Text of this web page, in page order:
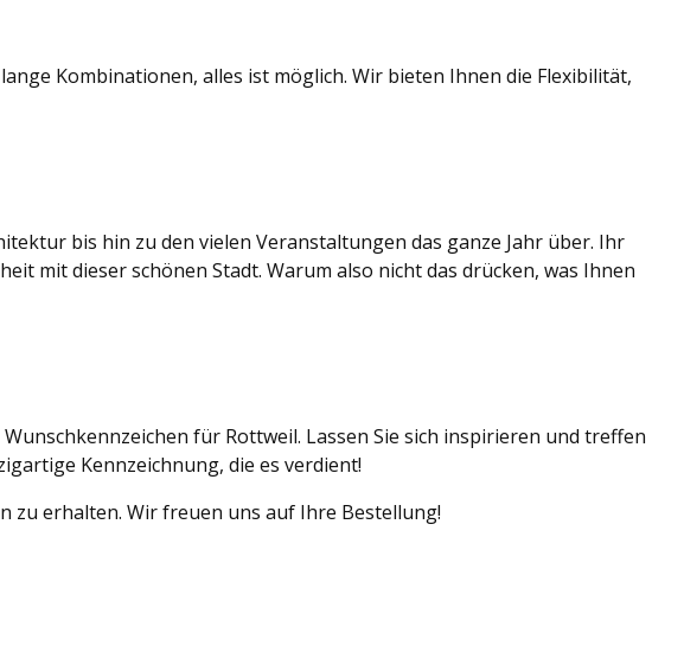
Kombinationen, alles ist möglich. Wir bieten Ihnen die Flexibilität,
bis hin zu den vielen Veranstaltungen das ganze Jahr über. Ihr
mit dieser schönen Stadt. Warum also nicht das drücken, was Ihnen
für Rottweil. Lassen Sie sich inspirieren und treffen
Kennzeichnung, die es verdient!
zu erhalten. Wir freuen uns auf Ihre Bestellung!